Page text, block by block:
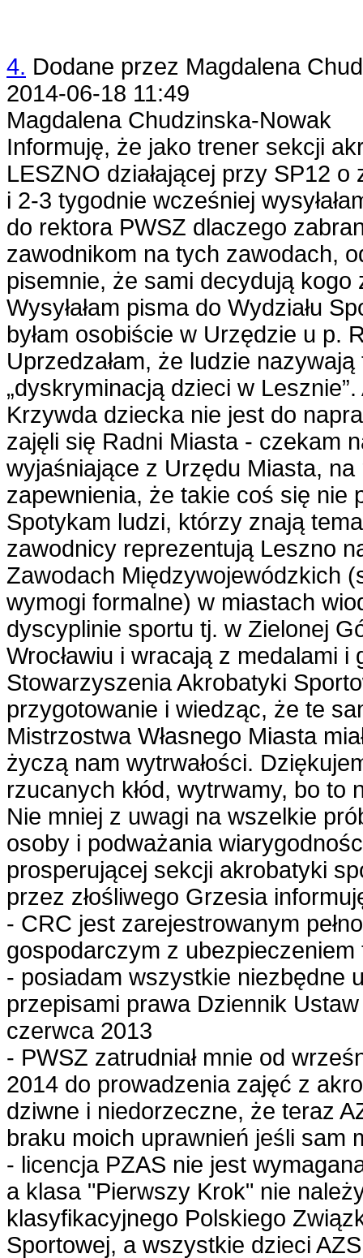
4. Dodane przez Magdalena
2014-06-18 11:49
Magdalena Chudzinska-Nowak
Informuję, że jako trener sekcji
LESZNO działającej przy SP12 o
i 2-3 tygodnie wcześniej
do rektora PWSZ dlaczego
zawodnikom na tych zawodach,
pisemnie, że sami decydują kogo
Wysyłałam pisma do Wydziału
byłam osobiście w Urzędzie u p.
Uprzedzałam, że ludzie nazywają
„dyskryminacją dzieci w Lesznie”.
Krzywda dziecka nie jest do
zajęli się Radni Miasta - czekam
wyjaśniające z Urzędu Miasta,
zapewnienia, że takie coś się nie
Spotykam ludzi, którzy znają
zawodnicy reprezentują Leszno
Zawodach Międzywojewódzkich
wymogi formalne) w miastach
dyscyplinie sportu tj. w Zielonej
Wrocławiu i wracają z medalami
Stowarzyszenia Akrobatyki
przygotowanie i wiedząc, że te
Mistrzostwa Własnego Miasta
życzą nam wytrwałości.
rzucanych kłód, wytrwamy, bo to
Nie mniej z uwagi na wszelkie
osoby i podważania
prosperującej sekcji akrobatyki
przez złośliwego Grzesia
- CRC jest zarejestrowanym
gospodarczym z ubezpieczeniem
- posiadam wszystkie niezbędne
przepisami prawa Dziennik
czerwca 2013
- PWSZ zatrudniał mnie od
2014 do prowadzenia zajęć z
dziwne i niedorzeczne, że teraz
braku moich uprawnień jeśli sam
- licencja PZAS nie jest
a klasa "Pierwszy Krok" nie
klasyfikacyjnego Polskiego
Sportowej, a wszystkie dzieci